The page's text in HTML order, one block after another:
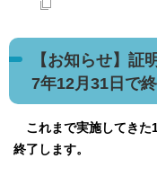
【お知らせ】証
7年12月31日で
これまで実施してきた
終了します。